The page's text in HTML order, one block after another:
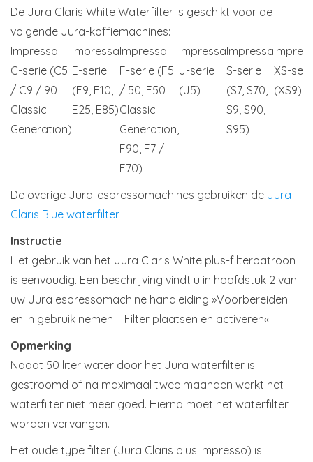
De Jura Claris White Waterfilter is geschikt voor de
volgende Jura-koffiemachines:
Impressa
C-serie (C5
/ C9 / 90
Classic
Generation)
Impressa
E-serie
(E9, E10,
E25, E85)
Impressa
F-serie (F5
/ 50, F50
Classic
Generation,
F90, F7 /
F70)
Impressa
J-serie
(J5)
Impressa
S-serie
(S7, S70,
S9, S90,
S95)
XS-
(XS9)
De overige Jura-espressomachines gebruiken de Jura
Claris Blue waterfilter.
Instructie
Het gebruik van het Jura Claris White plus-filterpatroon
is eenvoudig. Een beschrijving vindt u in hoofdstuk 2 van
uw Jura espressomachine handleiding »Voorbereiden
en in gebruik nemen – Filter plaatsen en activeren«.
Opmerking
Nadat 50 liter water door het Jura waterfilter is
gestroomd of na maximaal twee maanden werkt het
waterfilter niet meer goed. Hierna moet het waterfilter
worden vervangen.
Het oude type filter (Jura Claris plus Impresso) is